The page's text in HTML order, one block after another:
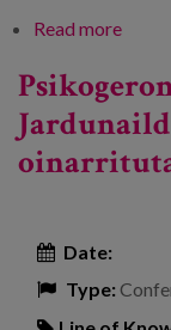
Read more
Date:
Type: